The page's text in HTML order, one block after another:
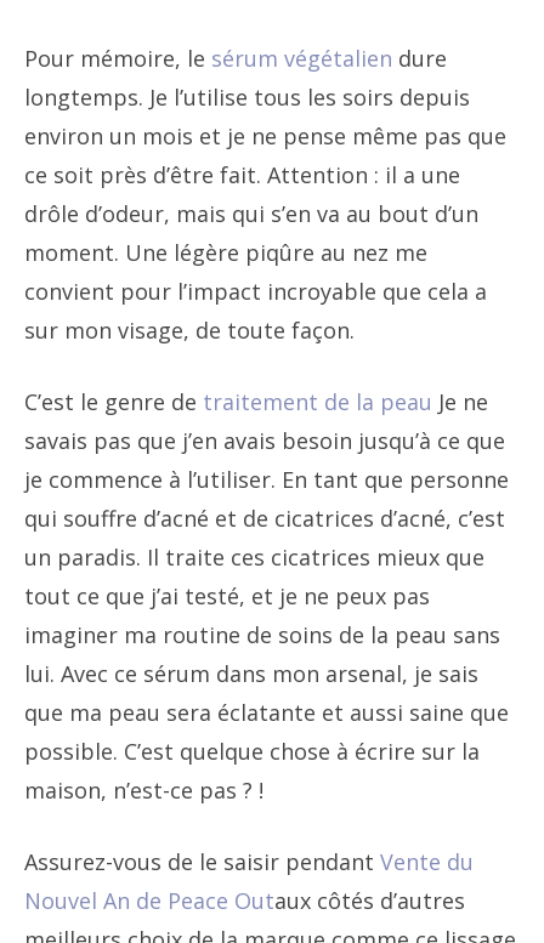
Pour mémoire, le sérum végétalien dure
longtemps. Je l’utilise tous les soirs depuis
environ un mois et je ne pense même pas que
ce soit près d’être fait. Attention : il a une
drôle d’odeur, mais qui s’en va au bout d’un
moment. Une légère piqûre au nez me
convient pour l’impact incroyable que cela a
sur mon visage, de toute façon.
C’est le genre de traitement de la peau Je ne
savais pas que j’en avais besoin jusqu’à ce que
je commence à l’utiliser. En tant que personne
qui souffre d’acné et de cicatrices d’acné, c’est
un paradis. Il traite ces cicatrices mieux que
tout ce que j’ai testé, et je ne peux pas
imaginer ma routine de soins de la peau sans
lui. Avec ce sérum dans mon arsenal, je sais
que ma peau sera éclatante et aussi saine que
possible. C’est quelque chose à écrire sur la
maison, n’est-ce pas ? !
Assurez-vous de le saisir pendant Vente du
Nouvel An de Peace Outaux côtés d’autres